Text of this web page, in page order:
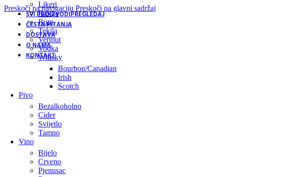
Preskoči na navigaciju Preskoči na glavni sadržaj
SVI PROIZVODIPREGLEDAJ
ČESTA PITANJA
DOSTAVA
O NAMA
KONTAKT
Likeri
Rakija
Rum
Tekila
Vermut
Vodka
Whisky
Bourbon/Canadian
Irish
Scotch
Pivo
Bezalkoholno
Cider
Svijetlo
Tamno
Vino
Bijelo
Crveno
Pjenusac